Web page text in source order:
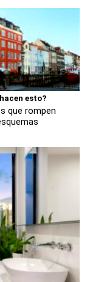
esto?
que rompen